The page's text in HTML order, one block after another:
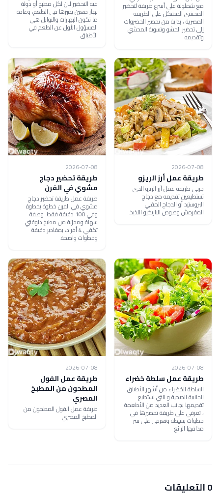
مع شملولة على أسرع طريقة لتحضير
المحشي المشكل على الطريقة
المصرية ، بداية من تحضير الخضروات
إلى تحضير الحشو وتسوية المحشي
وتقديمه
فيه التحضير لان لكل مطبخ أو دولة
بهار معين يميزها في الطعم، وعادة
ما تكون البهارات والتوابل هي
المسؤول الأول عن الطعم في
الأطباق
2026-07-08
طريقة عمل أرز الريزو
جربي طريقة عمل أرز الريزو الذي
تستطيعين تقديمه مع دجاج
البروستيد أو الدجاج المقلي
المقرمش وصوص الباربكيو اللذيذ.
2026-07-08
طريقة تحضير دجاج
مشوي في الفرن
طريقة عمل طريقة تحضير دجاج
مشوي في الفرن خطوة بخطوة
وفي 100 دقيقة فقط. وصفة
سهلة ومجرّبة من مطبخ دلوقتي
تكفي 4 أفراد، بمقادير دقيقة
وخطوات واضحة.
2026-07-08
طريقة عمل سلطة خضراء
السلطة الخضراء من أشهر الأطباق
الجانبية الصحية و التي نستطيع
تقديمها بجانب العديد من الأطعمة
، تعرفي على طريقة تحضيرها في
خطوات بسيطة وتعرفي على سر
مذاقها الرائع
2026-07-08
طريقة عمل الفول
المطحون من المطبخ
المصري
طريقة عمل الفول المطحون من
المطبخ المصري
0 التعليقات